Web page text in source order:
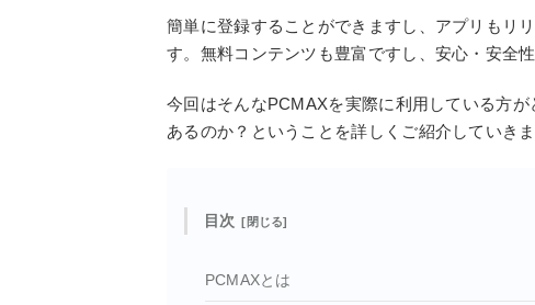
簡単に登録することができますし、アプリもリ
す。無料コンテンツも豊富ですし、安心・安全
今回はそんなPCMAXを実際に利用している方
あるのか？ということを詳しくご紹介していきま
目次
PCMAXとは